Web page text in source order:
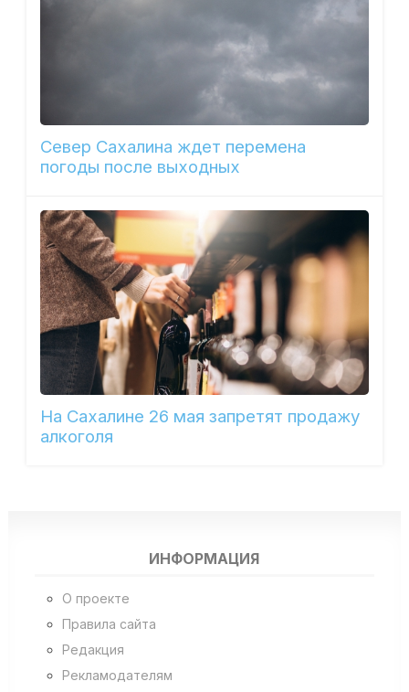
Север Сахалина ждет перемена
погоды после выходных
На Сахалине 26 мая запретят продажу
алкоголя
ИНФОРМАЦИЯ
О проекте
Правила сайта
Редакция
Рекламодателям